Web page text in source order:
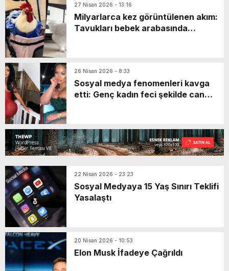
27 Nisan 2026 - 13:16
Milyarlarca kez görüntülenen akım:
Tavukları bebek arabasında
26 Nisan 2026 - 8:33
Sosyal medya fenomenleri kavga
etti: Genç kadın feci şekilde can
22 Nisan 2026 - 23:23
Sosyal Medyaya 15 Yaş Sınırı Teklifi
Yasalaştı
20 Nisan 2026 - 10:53
Elon Musk İfadeye Çağrıldı